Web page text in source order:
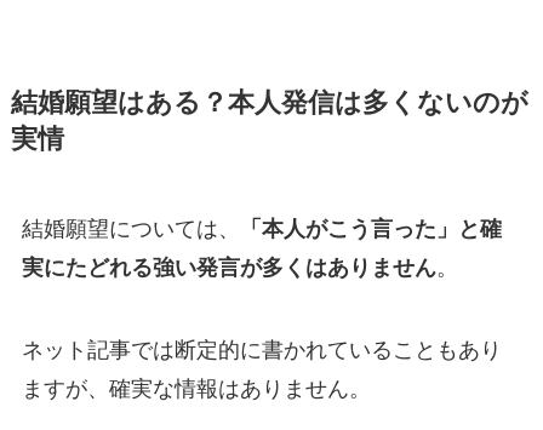
結婚願望はある？本人発信は多くないのが
実情
結婚願望については、
「本人がこう言った」と確
実にたどれる強い発言が多くはありません。
ネット記事では断定的に書かれていることもあり
ますが、確実な情報はありません。